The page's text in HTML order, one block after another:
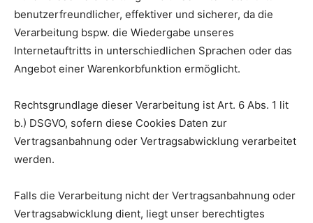
benutzerfreundlicher, effektiver und sicherer, da die
Verarbeitung bspw. die Wiedergabe unseres
Internetauftritts in unterschiedlichen Sprachen oder das
Angebot einer Warenkorbfunktion ermöglicht.
Rechtsgrundlage dieser Verarbeitung ist Art. 6 Abs. 1 lit
b.) DSGVO, sofern diese Cookies Daten zur
Vertragsanbahnung oder Vertragsabwicklung verarbeitet
werden.
Falls die Verarbeitung nicht der Vertragsanbahnung oder
Vertragsabwicklung dient, liegt unser berechtigtes